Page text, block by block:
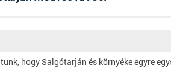
hogy Salgótarján és környéke egyre